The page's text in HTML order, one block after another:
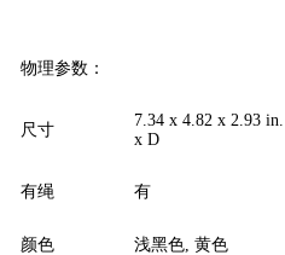
物理参数：
尺寸
7.34 x 4.82 x 2.93
x D
有绳 有
颜色 浅黑色, 黄色